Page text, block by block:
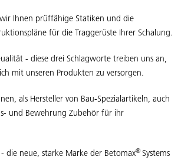
Ihnen prüffähige Statiken und die
für die Traggerüste Ihrer Schalung.
- diese drei Schlagworte treiben uns an,
mit unseren Produkten zu versorgen.
als Hersteller von Bau-Spezialartikeln, auch
und Bewehrung Zubehör für ihr
die neue, starke Marke der Betomax® Systems